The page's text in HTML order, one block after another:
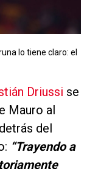
lo tiene claro: el
Driussi se
Mauro al
del
“Trayendo a